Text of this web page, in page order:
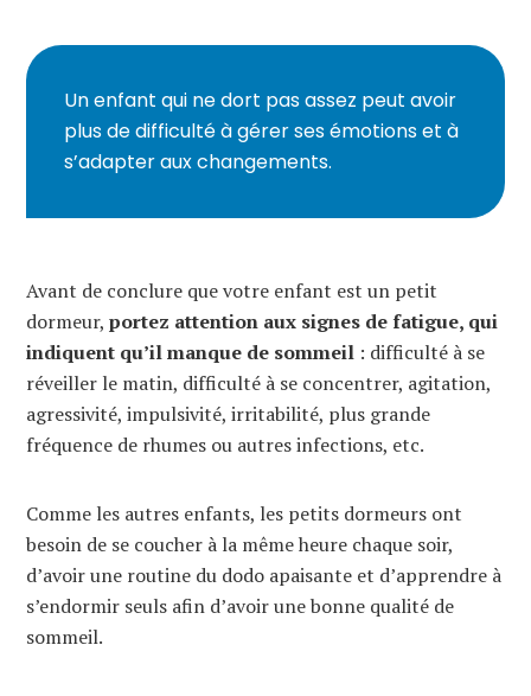
Un enfant qui ne dort pas assez peut avoir
plus de difficulté à gérer ses émotions et à
s’adapter aux changements.
Avant de conclure que votre enfant est un petit
dormeur, portez attention aux signes de fatigue, qui
indiquent qu’il manque de sommeil : difficulté à se
réveiller le matin, difficulté à se concentrer, agitation,
agressivité, impulsivité, irritabilité, plus grande
fréquence de rhumes ou autres infections, etc.
Comme les autres enfants, les petits dormeurs ont
besoin de se coucher à la même heure chaque soir,
d’avoir une routine du dodo apaisante et d’apprendre à
s’endormir seuls afin d’avoir une bonne qualité de
sommeil.